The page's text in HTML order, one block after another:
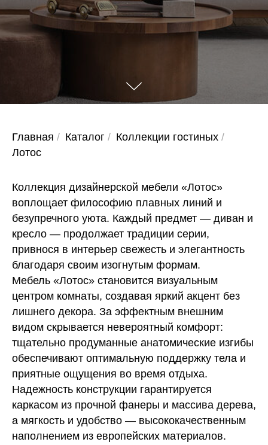
Главная / Каталог / Коллекции гостиных /
Лотос
Коллекция дизайнерской мебели «Лотос»
воплощает философию плавных линий и
безупречного уюта. Каждый предмет — диван и
кресло — продолжает традиции серии,
привнося в интерьер свежесть и элегантность
благодаря своим изогнутым формам.
Мебель «Лотос» становится визуальным
центром комнаты, создавая яркий акцент без
лишнего декора. За эффектным внешним
видом скрывается невероятный комфорт:
тщательно продуманные анатомические изгибы
обеспечивают оптимальную поддержку тела и
приятные ощущения во время отдыха.
Надежность конструкции гарантируется
каркасом из прочной фанеры и массива дерева,
а мягкость и удобство — высококачественным
наполнением из европейских материалов.